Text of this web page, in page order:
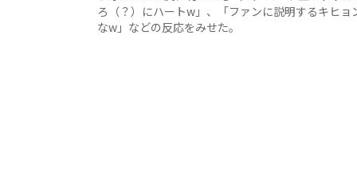
ろ（？）にハートw」、「ファンに説明するキヒ
なw」などの反応をみせた。